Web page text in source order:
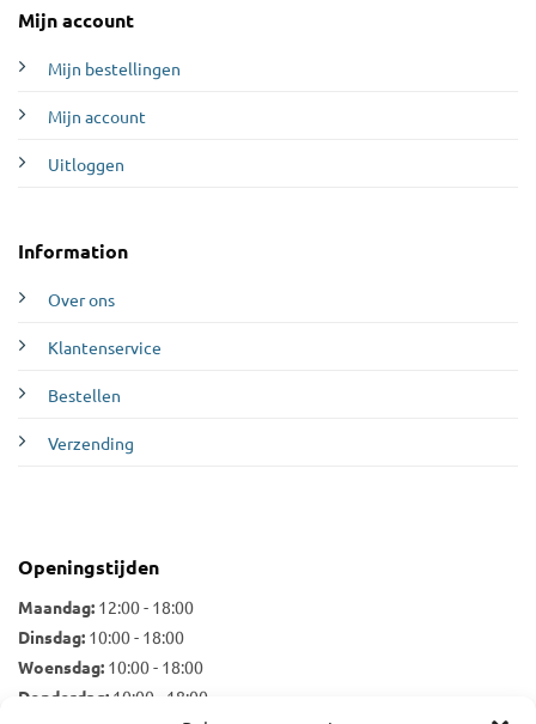
Mijn account
Mijn bestellingen
Mijn account
Uitloggen
Information
Over ons
Klantenservice
Bestellen
Verzending
Openingstijden
Maandag: 12:00 - 18:00
Dinsdag: 10:00 - 18:00
Woensdag: 10:00 - 18:00
Donderdag: 10:00 - 18:00